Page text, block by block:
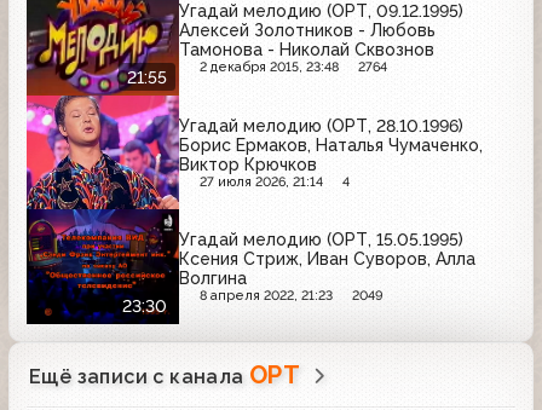
21:55
Угадай мелодию (ОРТ, 09.12.1995)
Алексей Золотников - Любовь
Тамонова - Николай Сквознов
2 декабря 2015, 23:48 2764
Угадай мелодию (ОРТ, 28.10.1996)
Борис Ермаков, Наталья Чумаченко,
Виктор Крючков
27 июля 2026, 21:14 4
23:30
Угадай мелодию (ОРТ, 15.05.1995)
Ксения Стриж, Иван Суворов, Алла
Волгина
8 апреля 2022, 21:23 2049
Ещё записи с канала ОРТ